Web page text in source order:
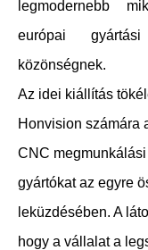
legmodernebb
európai
közönségnek.
Az idei kiállítás
Honvision számára
CNC
gyártókat az egyre
leküzdésében. A
hogy a vállalat a